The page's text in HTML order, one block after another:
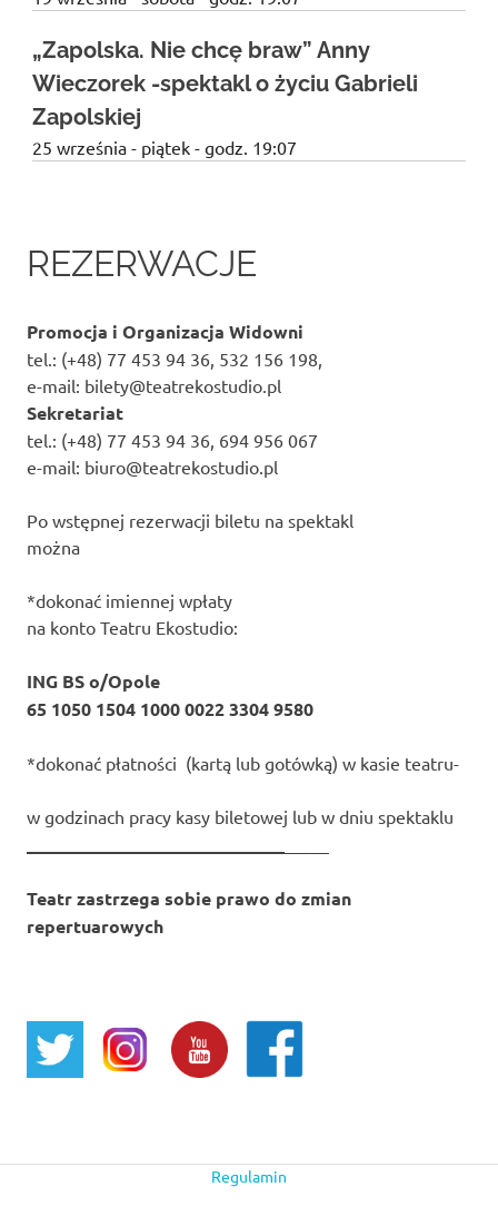
„Zapolska. Nie chcę braw” Anny
Wieczorek -spektakl o życiu Gabrieli
Zapolskiej
25 września - piątek - godz. 19:07
REZERWACJE
Promocja i Organizacja Widowni
tel.: (+48) 77 453 94 36, 532 156 198,
e-mail: bilety@teatrekostudio.pl
Sekretariat
tel.: (+48) 77 453 94 36, 694 956 067
e-mail: biuro@teatrekostudio.pl
Po wstępnej rezerwacji biletu na spektakl
można
*dokonać imiennej wpłaty
na konto Teatru Ekostudio:
ING BS o/Opole
65 1050 1504 1000 0022 3304 9580
*dokonać płatności (kartą lub gotówką) w kasie teatru-
w godzinach pracy kasy biletowej lub w dniu spektaklu
Teatr zastrzega sobie prawo do zmian
repertuarowych
Regulamin